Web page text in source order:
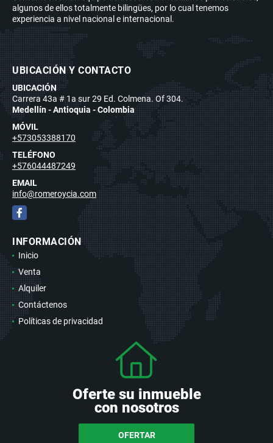
algunos de ellos totalmente bilingües, por lo cual tenemos
experiencia a nivel nacional e internacional.
UBICACIÓN Y CONTACTO
UBICACIÓN
Carrera 43a # 1a sur 29 Ed. Colmena. Of 304.
Medellín - Antioquia - Colombia
MÓVIL
+573053388170
TELÉFONO
+576044487249
EMAIL
info@romeroycia.com
Facebook
INFORMACIÓN
Inicio
Venta
Alquiler
Contáctenos
Políticas de privacidad
Oferte su inmueble
con nosotros
OFERTAR